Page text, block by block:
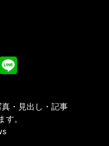
・見出し・記事
す。